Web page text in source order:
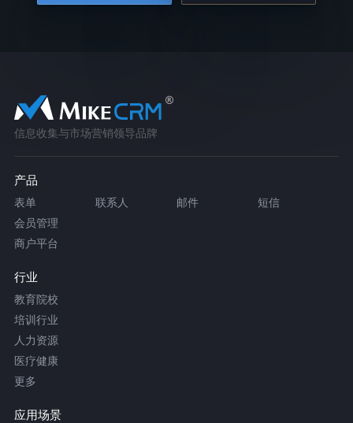
信息收集与市场营销领导品牌
产品
表单 联系人 邮件
短信
会员管理
商户平台
行业
教育院校
培训行业
人力资源
医疗健康
更多
应用场景